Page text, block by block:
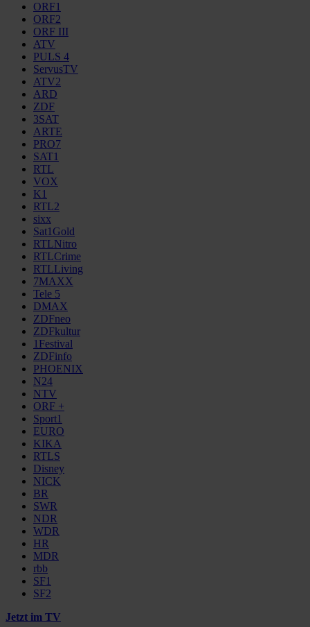
ORF1
ORF2
ORF III
ATV
PULS 4
ServusTV
ATV2
ARD
ZDF
3SAT
ARTE
PRO7
SAT1
RTL
VOX
K1
RTL2
sixx
Sat1Gold
RTLNitro
RTLCrime
RTLLiving
7MAXX
Tele 5
DMAX
ZDFneo
ZDFkultur
1Festival
ZDFinfo
PHOENIX
N24
NTV
ORF +
Sport1
EURO
KIKA
RTLS
Disney
NICK
BR
SWR
NDR
WDR
HR
MDR
rbb
SF1
SF2
Jetzt im TV